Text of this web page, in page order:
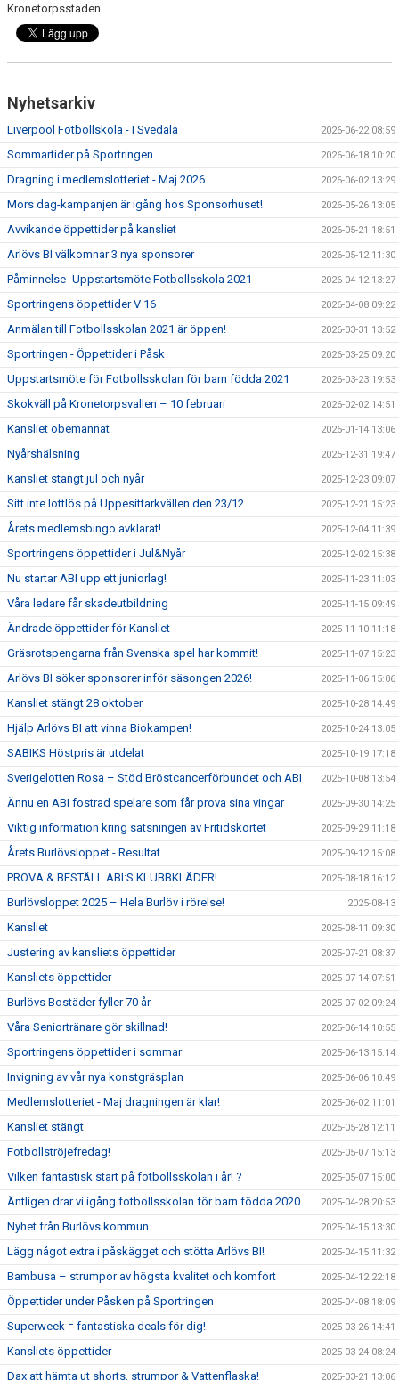
Kronetorpsstaden.
Nyhetsarkiv
Liverpool Fotbollskola - I Svedala 2026-06-22 08:59
Sommartider på Sportringen 2026-06-18 10:20
Dragning i medlemslotteriet - Maj 2026 2026-06-02 13:29
Mors dag-kampanjen är igång hos Sponsorhuset! 2026-05-26 13:05
Avvikande öppettider på kansliet 2026-05-21 18:51
Arlövs BI välkomnar 3 nya sponsorer 2026-05-12 11:30
Påminnelse- Uppstartsmöte Fotbollsskola 2021 2026-04-12 13:27
Sportringens öppettider V 16 2026-04-08 09:22
Anmälan till Fotbollsskolan 2021 är öppen! 2026-03-31 13:52
Sportringen - Öppettider i Påsk 2026-03-25 09:20
Uppstartsmöte för Fotbollsskolan för barn födda 2021 2026-03-23 19:53
Skokväll på Kronetorpsvallen – 10 februari 2026-02-02 14:51
Kansliet obemannat 2026-01-14 13:06
Nyårshälsning 2025-12-31 19:47
Kansliet stängt jul och nyår 2025-12-23 09:07
Sitt inte lottlös på Uppesittarkvällen den 23/12 2025-12-21 15:23
Årets medlemsbingo avklarat! 2025-12-04 11:39
Sportringens öppettider i Jul&Nyår 2025-12-02 15:38
Nu startar ABI upp ett juniorlag! 2025-11-23 11:03
Våra ledare får skadeutbildning 2025-11-15 09:49
Ändrade öppettider för Kansliet 2025-11-10 11:18
Gräsrotspengarna från Svenska spel har kommit! 2025-11-07 15:23
Arlövs BI söker sponsorer inför säsongen 2026! 2025-11-06 15:06
Kansliet stängt 28 oktober 2025-10-28 14:49
Hjälp Arlövs BI att vinna Biokampen! 2025-10-24 13:05
SABIKS Höstpris är utdelat 2025-10-19 17:18
Sverigelotten Rosa – Stöd Bröstcancerförbundet och ABI 2025-10-08 13:54
Ännu en ABI fostrad spelare som får prova sina vingar 2025-09-30 14:25
Viktig information kring satsningen av Fritidskortet 2025-09-29 11:18
Årets Burlövsloppet - Resultat 2025-09-12 15:08
PROVA & BESTÄLL ABI:S KLUBBKLÄDER! 2025-08-18 16:12
Burlövsloppet 2025 – Hela Burlöv i rörelse! 2025-08-13
Kansliet 2025-08-11 09:30
Justering av kansliets öppettider 2025-07-21 08:37
Kansliets öppettider 2025-07-14 07:51
Burlövs Bostäder fyller 70 år 2025-07-02 09:24
Våra Seniortränare gör skillnad! 2025-06-14 10:55
Sportringens öppettider i sommar 2025-06-13 15:14
Invigning av vår nya konstgräsplan 2025-06-06 10:49
Medlemslotteriet - Maj dragningen är klar! 2025-06-02 11:01
Kansliet stängt 2025-05-28 12:11
Fotbollströjefredag! 2025-05-07 15:13
Vilken fantastisk start på fotbollsskolan i år! ? 2025-05-07 15:00
Äntligen drar vi igång fotbollsskolan för barn födda 2020 2025-04-28 20:53
Nyhet från Burlövs kommun 2025-04-15 13:30
Lägg något extra i påskägget och stötta Arlövs BI! 2025-04-15 11:32
Bambusa – strumpor av högsta kvalitet och komfort 2025-04-12 22:18
Öppettider under Påsken på Sportringen 2025-04-08 18:09
Superweek = fantastiska deals för dig! 2025-03-26 14:41
Kansliets öppettider 2025-03-24 08:24
Dax att hämta ut shorts, strumpor & Vattenflaska! 2025-03-21 13:06